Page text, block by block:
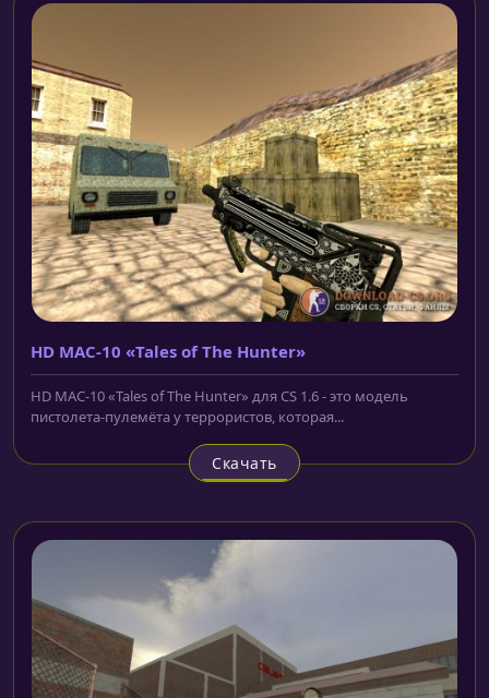
HD MAC-10 «Tales of The Hunter»
HD MAC-10 «Tales of The Hunter» для CS 1.6 - это модель
пистолета-пулемёта у террористов, которая...
Скачать